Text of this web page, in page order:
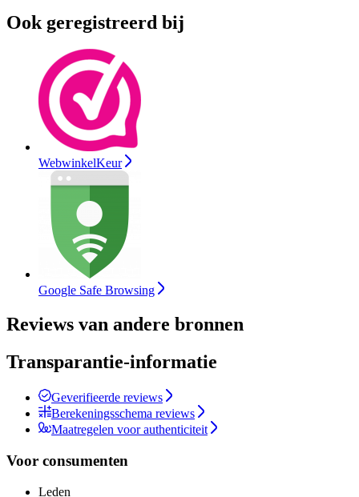
Ook geregistreerd bij
WebwinkelKeur
Google Safe Browsing
Reviews van andere bronnen
Transparantie-informatie
Geverifieerde reviews
Berekeningsschema reviews
Maatregelen voor authenticiteit
Voor consumenten
Leden